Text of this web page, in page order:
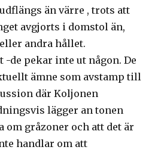
än värre , trots att
avgjorts i domstol än,
andra hållet.
-de pekar inte ut någon. De
ämne som avstamp till
där Koljonen
lägger an tonen
om gråzoner och att det är
handlar om att